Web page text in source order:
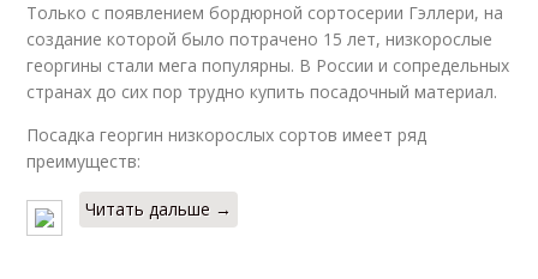
Только с появлением бордюрной сортосерии Гэллери, на
создание которой было потрачено 15 лет, низкорослые
георгины стали мега популярны. В России и сопредельных
странах до сих пор трудно купить посадочный материал.
Посадка георгин низкорослых сортов имеет ряд
преимуществ:
Читать дальше →